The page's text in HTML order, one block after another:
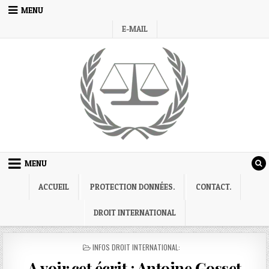
Skip
MENU
E-MAIL
MENU
ACCUEIL PROTECTION DONNÉES. CONTACT.
DROIT INTERNATIONAL
POSTED
INFOS DROIT INTERNATIONAL: